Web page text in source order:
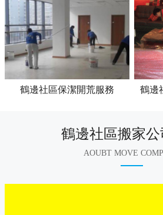
鶴邊社區保潔開荒服務 鶴邊
鶴邊社區搬家
AOUBT MOVE